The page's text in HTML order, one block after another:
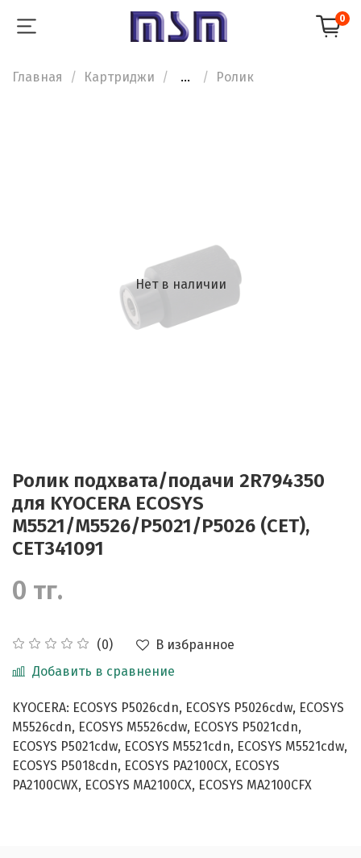
0
Главная Картриджи ... Ролик
Нет в наличии
Ролик подхвата/подачи 2R794350
для KYOCERA ECOSYS
M5521/M5526/P5021/P5026 (CET),
CET341091
(0)
В избранное
Добавить в сравнение
0 тг.
KYOCERA: ECOSYS P5026cdn, ECOSYS P5026cdw, ECOSYS
M5526cdn, ECOSYS M5526cdw, ECOSYS P5021cdn,
ECOSYS P5021cdw, ECOSYS M5521cdn, ECOSYS M5521cdw,
ECOSYS P5018cdn, ECOSYS PA2100CX, ECOSYS
PA2100CWX, ECOSYS MA2100CX, ECOSYS MA2100CFX